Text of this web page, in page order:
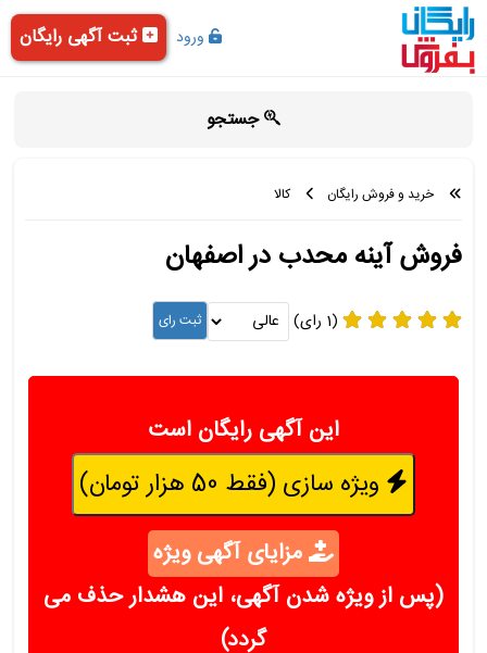
ورود ثبت آگهی رایگان
جستجو
خرید و فروش رایگان کالا
فروش آینه محدب در اصفهان
(1 رای)
این آگهی رایگان است
ویژه سازی (فقط 50 هزار تومان)
مزایای آگهی ویژه
(پس از ویژه شدن آگهی، این هشدار حذف می
گردد)